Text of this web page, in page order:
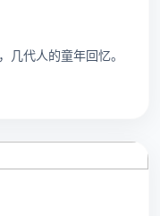
几代人的童年回忆。